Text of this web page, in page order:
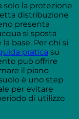
solo la protezione
distribuzione
presenta
si sposta
base. Per chi si
pratica su
può offrire
il piano
è uno step
per evitare
di utilizzo